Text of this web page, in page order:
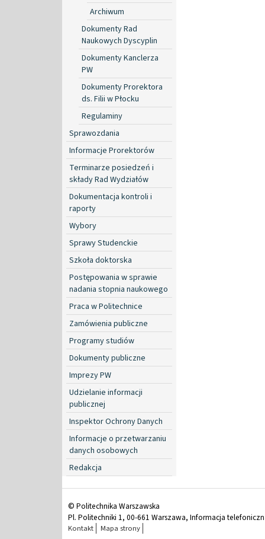
Archiwum
Dokumenty Rad
Naukowych Dyscyplin
Dokumenty Kanclerza
PW
Dokumenty Prorektora
ds. Filii w Płocku
Regulaminy
Sprawozdania
Informacje Prorektorów
Terminarze posiedzeń i
składy Rad Wydziałów
Dokumentacja kontroli i
raporty
Wybory
Sprawy Studenckie
Szkoła doktorska
Postępowania w sprawie
nadania stopnia naukowego
Praca w Politechnice
Zamówienia publiczne
Programy studiów
Dokumenty publiczne
Imprezy PW
Udzielanie informacji
publicznej
Inspektor Ochrony Danych
Informacje o przetwarzaniu
danych osobowych
Redakcja
© Politechnika Warszawska
Pl. Politechniki 1, 00-661 Warszawa, Informacja
Kontakt Mapa strony